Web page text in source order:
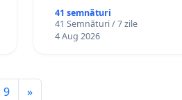
41 semnături
41 Semnături / 7 zile
4 Aug 2026
9 »